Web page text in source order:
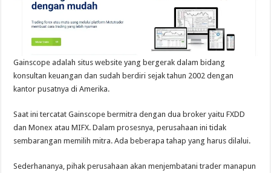
Gainscope adalah situs website yang bergerak dalam bidang
konsultan keuangan dan sudah berdiri sejak tahun 2002 dengan
kantor pusatnya di Amerika.
Saat ini tercatat Gainscope bermitra dengan dua broker yaitu FXDD
dan Monex atau MIFX. Dalam prosesnya, perusahaan ini tidak
sembarangan memilih mitra. Ada beberapa tahap yang harus dilalui.
Sederhananya, pihak perusahaan akan menjembatani trader manapun